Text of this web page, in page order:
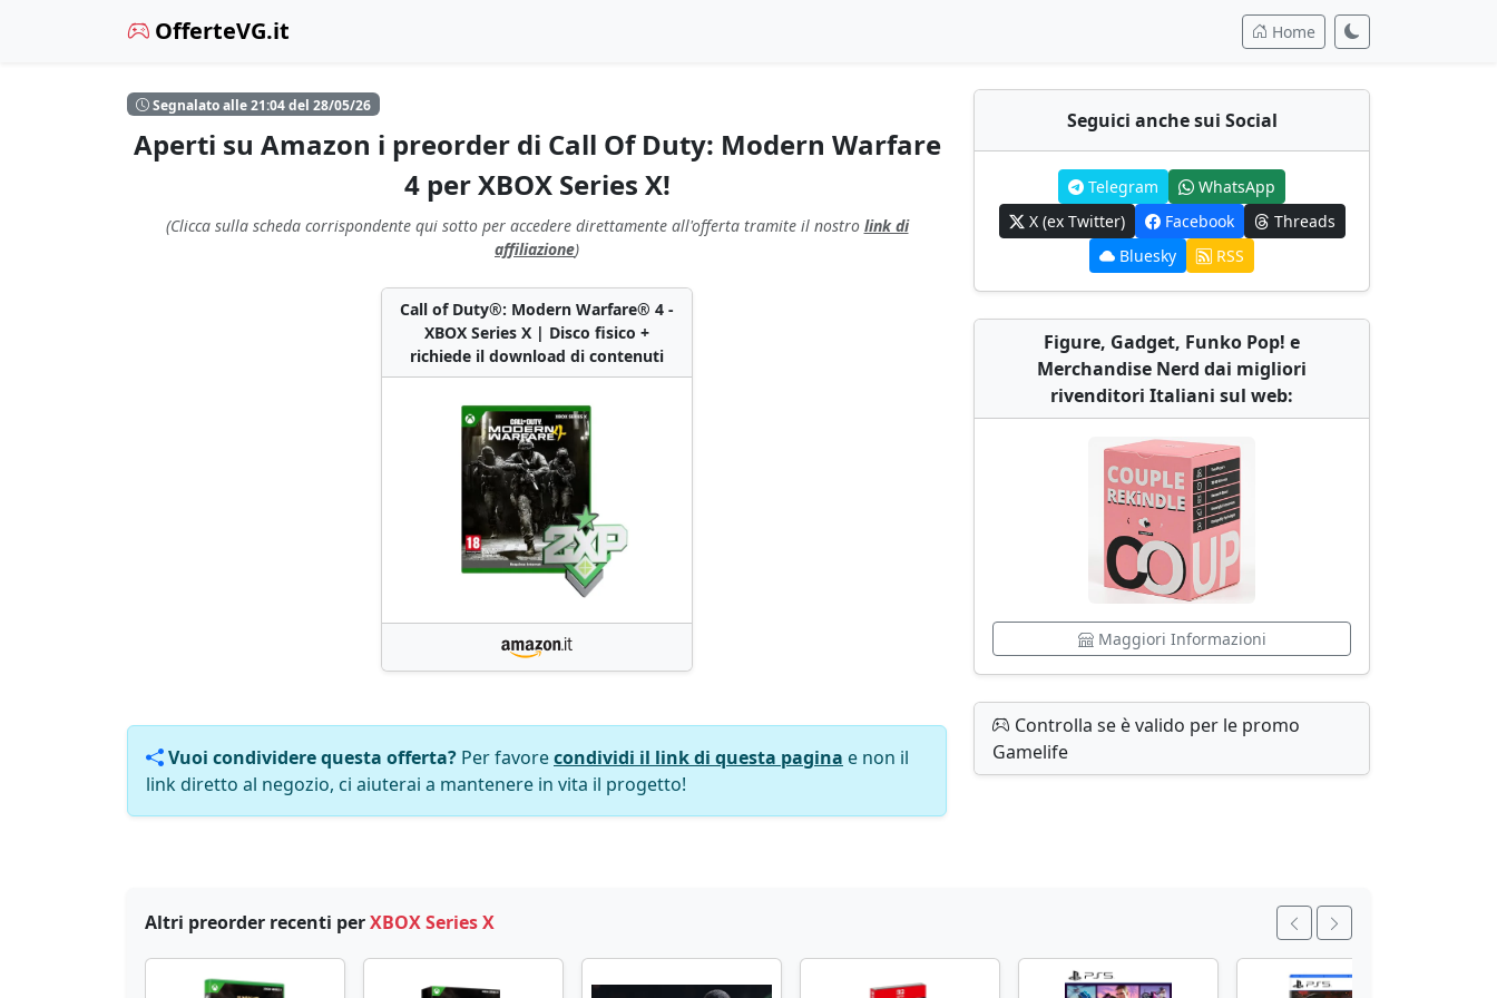
OfferteVG.it Home
Segnalato alle 21:04 del 28/05/26
Aperti su Amazon i preorder di Call Of Duty: Modern Warfare
4 per XBOX Series X!
(Clicca sulla scheda corrispondente qui sotto per accedere direttamente all'offerta tramite il nostro link di
affiliazione)
Call of Duty®: Modern Warfare® 4 -
XBOX Series X | Disco fisico +
richiede il download di contenuti
Vuoi condividere questa offerta? Per favorecondividi il link di questa pagina e non il
link diretto al negozio, ci aiuterai a mantenere in vita il progetto!
Seguici anche sui Social
Telegram
WhatsApp
X (ex Twitter)
Facebook
Threads
Bluesky
RSS
Figure, Gadget, Funko Pop! e
Merchandise Nerd dai migliori
rivenditori Italiani sul web:
Maggiori Informazioni
Controlla se è valido per le promo
Gamelife
Altri preorder recenti perXBOX Series X